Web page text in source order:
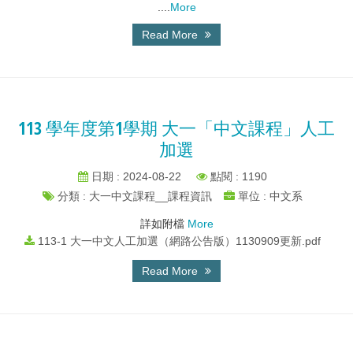
More
Read More
113 學年度第1學期 大一「中文課程」人工
加選
日期 : 2024-08-22
點閱 : 1190
分類 : 大一中文課程__課程資訊
單位 : 中文系
詳如附檔 More
113-1 大一中文人工加選（網路公告版）1130909更新.pdf
Read More